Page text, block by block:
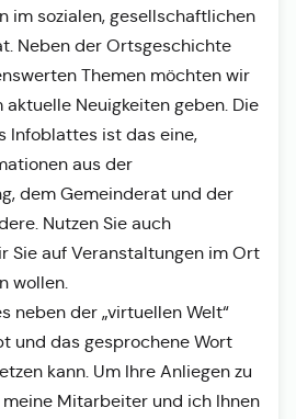
im sozialen, gesellschaftlichen
Neben der Ortsgeschichte
Themen möchten wir
aktuelle Neuigkeiten geben. Die
Infoblattes ist das eine,
aus der
dem Gemeinderat und der
Nutzen Sie auch
Sie auf Veranstaltungen im Ort
wollen.
neben der „virtuellen Welt“
und das gesprochene Wort
kann. Um Ihre Anliegen zu
Mitarbeiter und ich Ihnen